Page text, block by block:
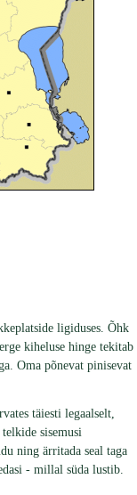
ligiduses. Õhk
kiheluse hinge tekitab
Oma põnevat pinisevat
täiesti legaalselt,
sisemusi
ning ärritada seal taga
- millal süda lustib.